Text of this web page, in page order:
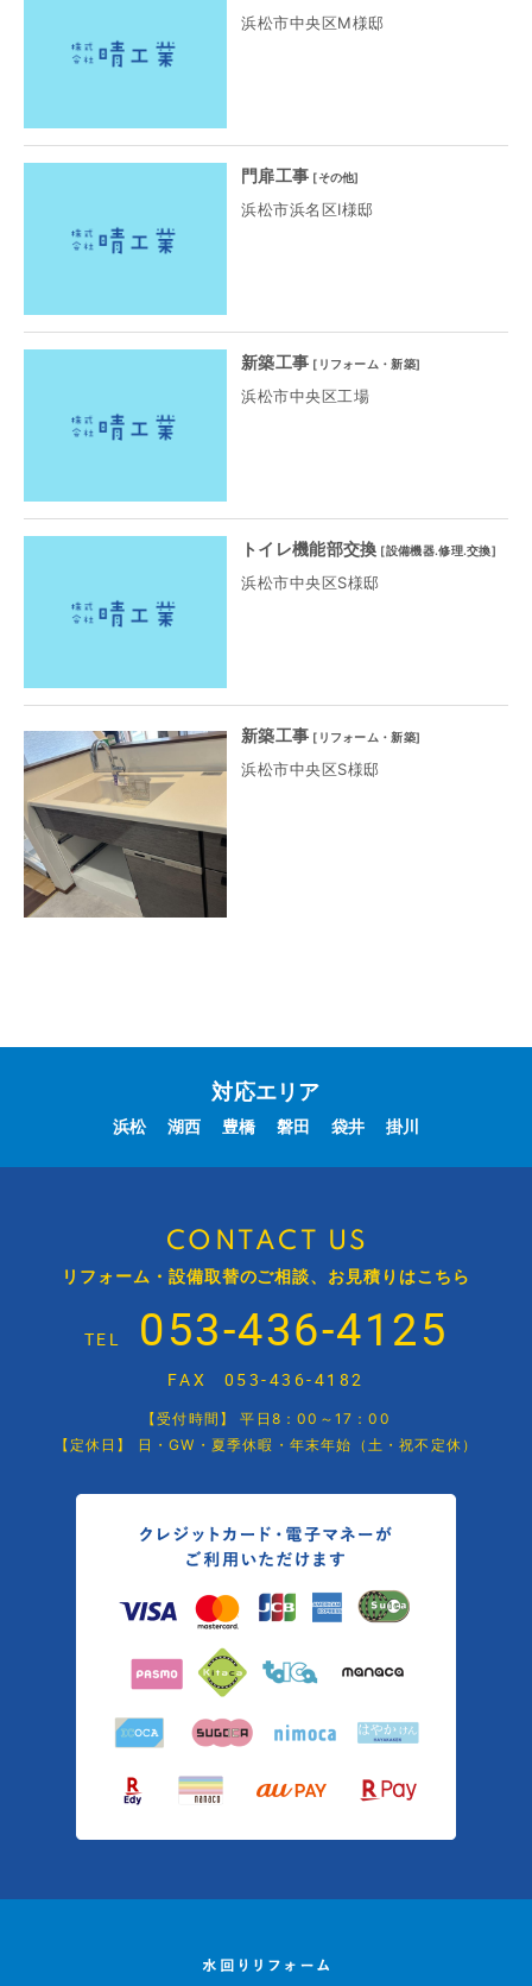
浜松市中央区M様邸
門扉工事 [その他]
浜松市浜名区I様邸
新築工事 [ リフォーム・新築]
浜松市中央区工場
トイレ機能部交換 [設備機器.修理.交換]
浜松市中央区S様邸
新築工事 [ リフォーム・新築]
浜松市中央区S様邸
対応エリア
浜松 湖西 豊橋 磐田 袋井 掛川
CONTACT US
リフォーム・設備取替のご相談、お見積りはこちら
TEL 053-436-4125
FAX 053-436-4182
【受付時間】 平日8：00～17：00
【定休日】 日・GW・夏季休暇・年末年始（土・祝不定休）